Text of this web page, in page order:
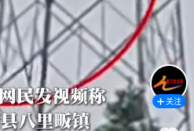
关注